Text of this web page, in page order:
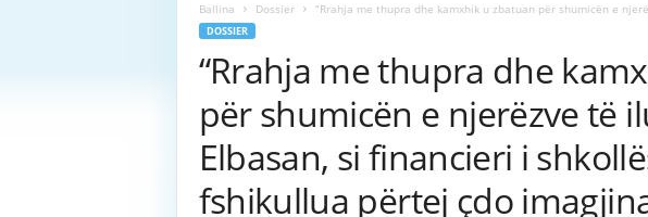
Ballina Dossier “Rrahja me thupra dhe kamxhik u zbatuan për shumicën e
DOSSIER
“Rrahja me thupra dhe
për shumicën e njerëzve të
Elbasan, si financieri i
fshikullua përtej çdo